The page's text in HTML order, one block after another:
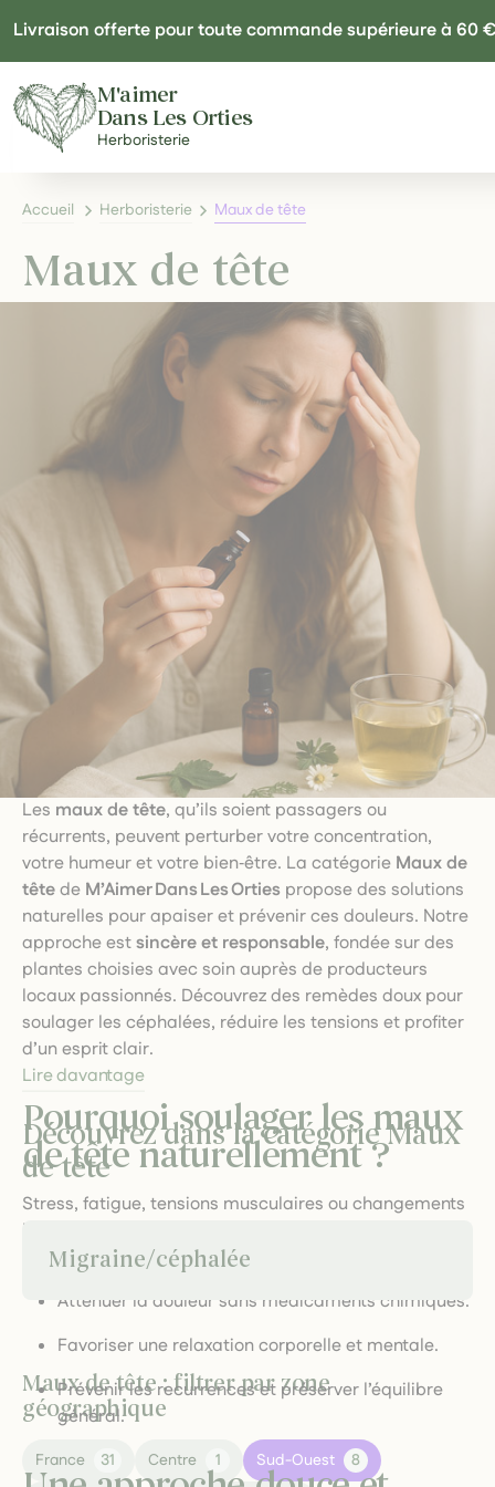
Livraison offerte pour toute commande supérieure à 60 €
M'aimer
Dans Les Orties
Herboristerie
Accueil Herboristerie Maux de tête
Maux de tête
Les maux de tête, qu’ils soient passagers ou
récurrents, peuvent perturber votre concentration,
votre humeur et votre bien‑être. La catégorie Maux de
têtede M’Aimer Dans Les Orties propose des solutions
naturelles pour apaiser et prévenir ces douleurs. Notre
approche estsincère et responsable, fondée sur des
plantes choisies avec soin auprès de producteurs
locaux passionnés. Découvrez des remèdes doux pour
soulager les céphalées, réduire les tensions et profiter
d’un esprit clair.
Pourquoi soulager les maux
de tête naturellement ?
Stress, fatigue, tensions musculaires ou changements
hormonaux peuvent déclencher des céphalées. Choisir
des solutions naturelles permet de :
Atténuer la douleur sans médicaments chimiques.
Favoriser une relaxation corporelle et mentale.
Prévenir les recurrences et préserver l’équilibre
général.
Lire davantage
Découvrez dans la catégorie Maux
de tête
Migraine/céphalée
Maux de tête : filtrer par zone
géographique
France 31 Centre 1 Sud-Ouest
8